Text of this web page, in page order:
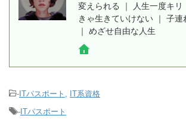
変えられる ｜ 人生一度キリ
きゃ生きていけない ｜ 子連
｜ めざせ自由な人生
- ITパスポート
IT系資格
- ITパスポート